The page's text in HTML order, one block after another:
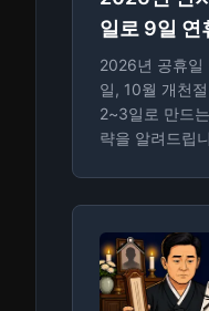
일로 9일 연
2026년 공휴일
일, 10월 개천
2~3일로 만드
략을 알려드립